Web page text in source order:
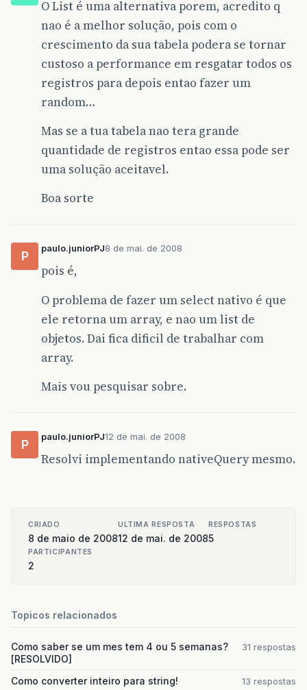
O List é uma alternativa porem, acredito q
nao é a melhor solução, pois com o
crescimento da sua tabela podera se tornar
custoso a performance em resgatar todos os
registros para depois entao fazer um
random…
Mas se a tua tabela nao tera grande
quantidade de registros entao essa pode ser
uma solução aceitavel.
Boa sorte
P
paulo.juniorPJ8 de mai. de 2008
pois é,
O problema de fazer um select nativo é que
ele retorna um array, e nao um list de
objetos. Dai fica dificil de trabalhar com
array.
Mais vou pesquisar sobre.
P
paulo.juniorPJ12 de mai. de 2008
Resolvi implementando nativeQuery mesmo.
CRIADO
8 de maio de 2008
ULTIMA RESPOSTA
12 de mai. de 2008
RESPOSTAS
5
PARTICIPANTES
2
Topicos relacionados
Como saber se um mes tem 4 ou 5 semanas?
[RESOLVIDO]
31 respostas
Como converter inteiro para string! 13 respostas